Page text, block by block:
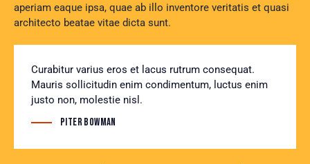
aperiam eaque ipsa, quae ab illo inventore veritatis et quasi
architecto beatae vitae dicta sunt.
Curabitur varius eros et lacus rutrum consequat.
Mauris sollicitudin enim condimentum, luctus enim
justo non, molestie nisl.
Piter Bowman